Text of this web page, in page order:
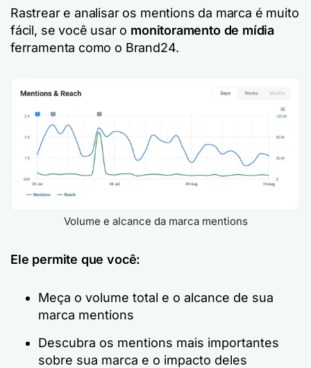
Rastrear e analisar os mentions da marca é muito
fácil, se você usar o monitoramento de mídia
ferramenta como o Brand24.
Volume e alcance da marca mentions
Ele permite que você:
Meça o volume total e o alcance de sua
marca mentions
Descubra os mentions mais importantes
sobre sua marca e o impacto deles